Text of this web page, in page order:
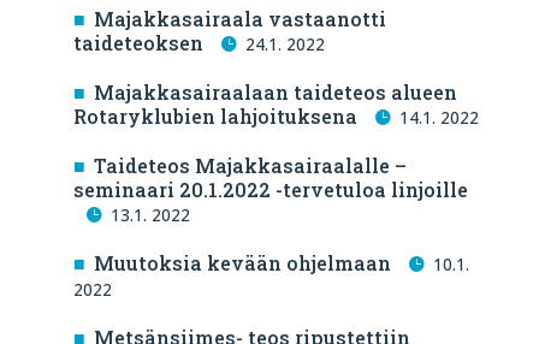
Majakkasairaala vastaanotti
taideteoksen
24.1. 2022
Majakkasairaalaan taideteos alueen
Rotaryklubien lahjoituksena
14.1. 2022
Taideteos Majakkasairaalalle –
seminaari 20.1.2022 -tervetuloa linjoille
13.1. 2022
Muutoksia kevään ohjelmaan
10.1.
2022
Metsänsiimes- teos ripustettiin